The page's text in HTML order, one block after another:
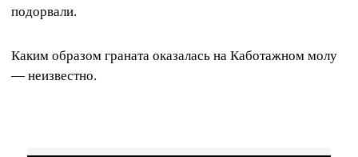
подорвали.
Каким образом граната оказалась на Каботажном молу
— неизвестно.